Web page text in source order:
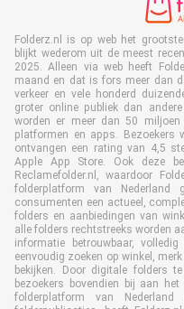
Folderz.nl is op web het
blijkt wederom uit de meest
2025. Alleen via web heeft
maand en dat is fors meer dan
verkeer en vele honderd
groter online publiek dan
worden er meer dan 50 miljoen
platformen en apps. Bezoekers
ontvangen een rating van 4,5
Apple App Store. Ook deze
Reclamefolder.nl, waardoor
folderplatform van Nederland
consumenten een actueel,
folders en aanbiedingen van
alle folders rechtstreeks worden
informatie betrouwbaar,
eenvoudig zoeken op winkel,
bekijken. Door digitale folders
bezoekers bovendien bij aan
folderplatform van